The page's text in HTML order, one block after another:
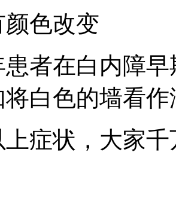
色改变
者在白内障
白色的墙看
症状，大家